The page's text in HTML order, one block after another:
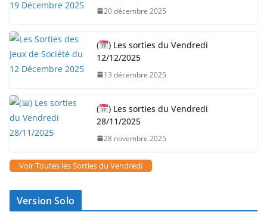
20 décembre 2025
(
) Les sorties du Vendredi
12/12/2025
13 décembre 2025
(
) Les sorties du Vendredi
28/11/2025
28 novembre 2025
Voir Toutes les Sorties du Vendredi
Version Solo